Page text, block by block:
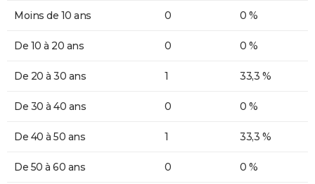
Moins de 10 ans 0 0 %
De 10 à 20 ans 0 0 %
De 20 à 30 ans 1 33,3 %
De 30 à 40 ans 0 0 %
De 40 à 50 ans 1 33,3 %
De 50 à 60 ans 0 0 %